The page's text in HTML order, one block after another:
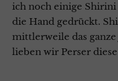
ich noch einige Shirini
die Hand gedrückt.
mittlerweile das
lieben wir Perser